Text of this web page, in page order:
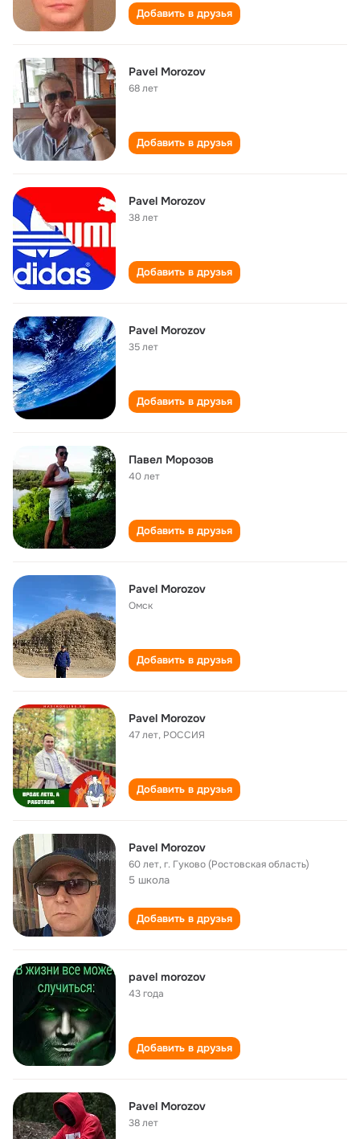
Добавить в друзья
Pavel Morozov
68 лет
Добавить в друзья
Pavel Morozov
38 лет
Добавить в друзья
Pavel Morozov
35 лет
Добавить в друзья
Павел Морозов
40 лет
Добавить в друзья
Pavel Morozov
Омск
Добавить в друзья
Pavel Morozov
47 лет, РОССИЯ
Добавить в друзья
Pavel Morozov
60 лет,г. Гуково (Ростовская область)
5 школа
Добавить в друзья
pavel morozov
43 года
Добавить в друзья
Pavel Morozov
38 лет